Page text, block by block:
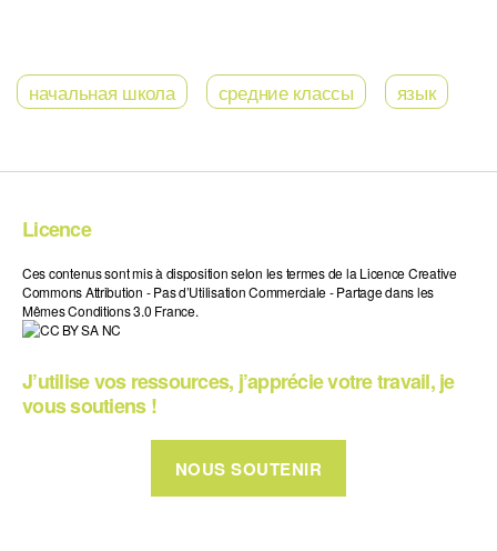
начальная школа средние классы язык
Licence
Ces contenus sont mis à disposition selon les termes de la Licence Creative
Commons Attribution - Pas d’Utilisation Commerciale - Partage dans les
Mêmes Conditions 3.0 France.
J’utilise vos ressources, j’apprécie votre travail, je
vous soutiens !
NOUS SOUTENIR